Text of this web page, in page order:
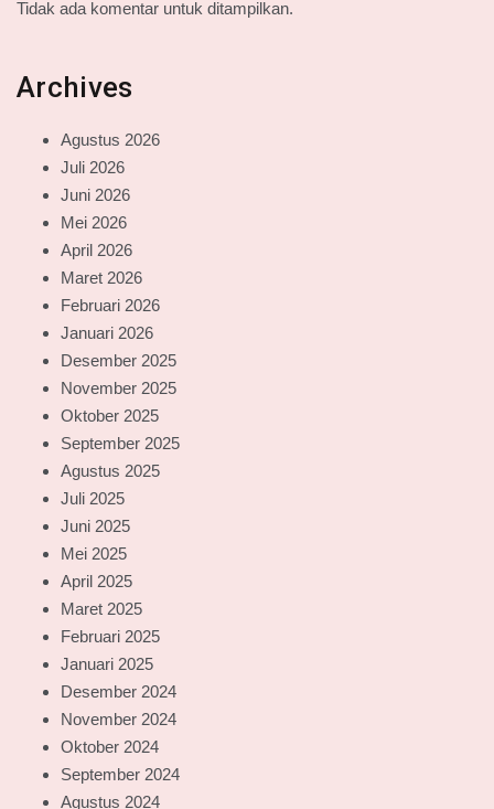
Tidak ada komentar untuk ditampilkan.
Archives
Agustus 2026
Juli 2026
Juni 2026
Mei 2026
April 2026
Maret 2026
Februari 2026
Januari 2026
Desember 2025
November 2025
Oktober 2025
September 2025
Agustus 2025
Juli 2025
Juni 2025
Mei 2025
April 2025
Maret 2025
Februari 2025
Januari 2025
Desember 2024
November 2024
Oktober 2024
September 2024
Agustus 2024